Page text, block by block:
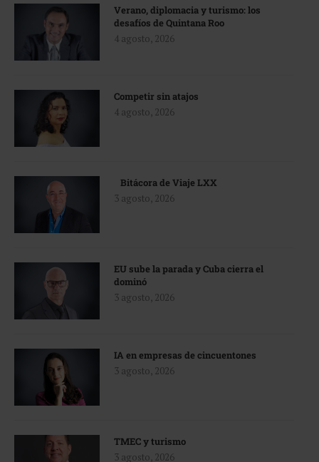
Verano, diplomacia y turismo: los
desafíos de Quintana Roo
4 agosto, 2026
Competir sin atajos
4 agosto, 2026
Bitácora de Viaje LXX
3 agosto, 2026
EU sube la parada y Cuba cierra el
dominó
3 agosto, 2026
IA en empresas de cincuentones
3 agosto, 2026
TMEC y turismo
3 agosto, 2026